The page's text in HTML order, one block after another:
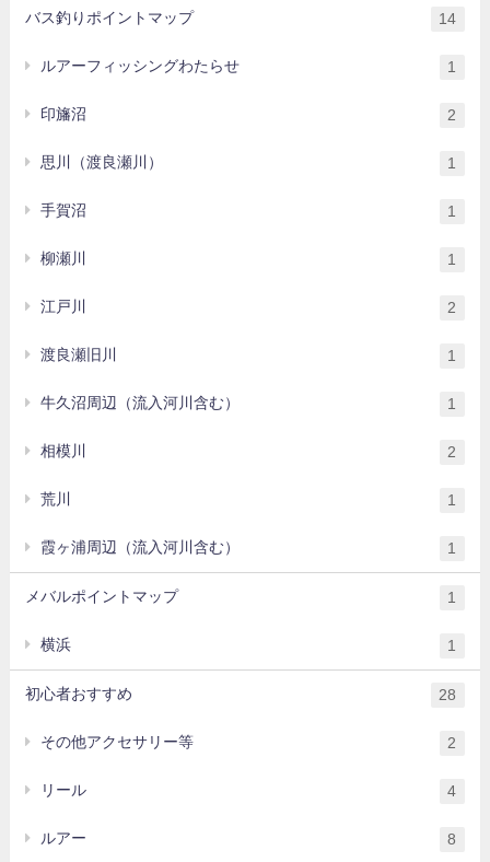
バス釣りポイントマップ 14
ルアーフィッシングわたらせ 1
印旛沼 2
思川（渡良瀬川） 1
手賀沼 1
柳瀬川 1
江戸川 2
渡良瀬旧川 1
牛久沼周辺（流入河川含む） 1
相模川 2
荒川 1
霞ヶ浦周辺（流入河川含む） 1
メバルポイントマップ 1
横浜 1
初心者おすすめ 28
その他アクセサリー等 2
リール 4
ルアー 8